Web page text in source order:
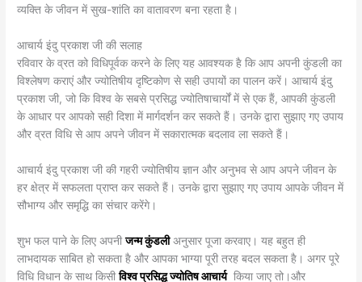
व्यक्ति के जीवन में सुख-शांति का वातावरण बना रहता है।
आचार्य इंदु प्रकाश जी की सलाह
रविवार के व्रत को विधिपूर्वक करने के लिए यह आवश्यक है कि आप अपनी कुंडली का
विश्लेषण कराएं और ज्योतिषीय दृष्टिकोण से सही उपायों का पालन करें। आचार्य इंदु
प्रकाश जी, जो कि विश्व के सबसे प्रसिद्ध ज्योतिषाचार्यों में से एक हैं, आपकी कुंडली
के आधार पर आपको सही दिशा में मार्गदर्शन कर सकते हैं। उनके द्वारा सुझाए गए उपाय
और व्रत विधि से आप अपने जीवन में सकारात्मक बदलाव ला सकते हैं।
आचार्य इंदु प्रकाश जी की गहरी ज्योतिषीय ज्ञान और अनुभव से आप अपने जीवन के
हर क्षेत्र में सफलता प्राप्त कर सकते हैं। उनके द्वारा सुझाए गए उपाय आपके जीवन में
सौभाग्य और समृद्धि का संचार करेंगे।
शुभ फल पाने के लिए अपनीजन्म कुंडली अनुसार पूजा करवाए। यह बहुत ही
लाभदायक साबित हो सकता है और आपका भाग्या पूरी तरह बदल सकता है। अगर पूरे
विधि विधान के साथ किसीविश्व प्रसिद्ध ज्योतिष आचार्य किया जाए तो।और